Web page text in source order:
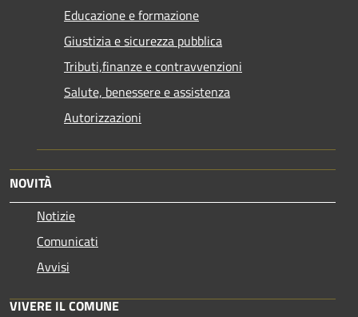
Educazione e formazione
Giustizia e sicurezza pubblica
Tributi,finanze e contravvenzioni
Salute, benessere e assistenza
Autorizzazioni
NOVITÀ
Notizie
Comunicati
Avvisi
VIVERE IL COMUNE